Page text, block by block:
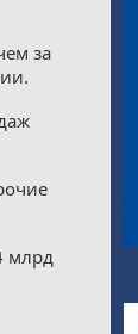
за
млрд